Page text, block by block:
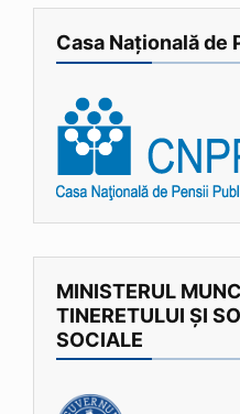
Casa Națională de
MINISTERUL
TINERETULUI ȘI
SOCIALE